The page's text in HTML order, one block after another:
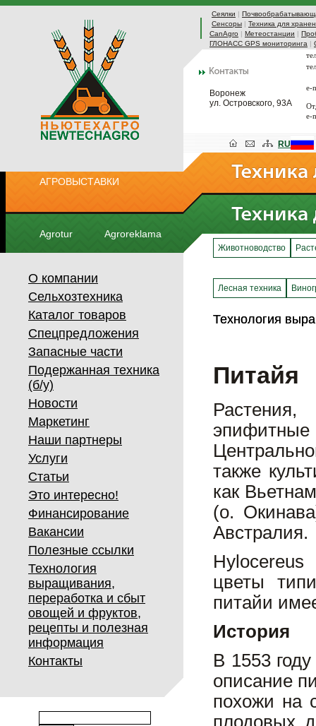
Сеялки |
Сенсоры | Техника для
CanAgro | Метеостанции |
ГЛОНАСС GPS мониторинга |
Воронеж
ул. Островского, 93А
e-
e-
АГРОВЫСТАВКИ
Agrotur Agroreklama
RU
О компании
Сельхозтехника
Каталог товаров
Спецпредложения
Запасные части
Подержанная техника
(б/у)
Новости
Маркетинг
Наши партнеры
Услуги
Статьи
Это интересно!
Финансирование
Вакансии
Полезные ссылки
Технология
выращивания,
переработка и сбыт
овощей и фруктов,
рецепты и полезная
информация
Контакты
Животноводство
Лесная техника
Технология
Технология
Питайя
эпифитные
также
как
(о.
Австралия.
цветы
питайи
История
В 1553
описание
похожи на
плодовых